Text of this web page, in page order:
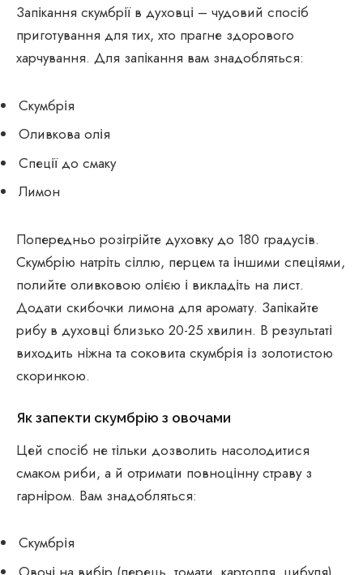
Запікання скумбрії в духовці – чудовий спосіб
приготування для тих, хто прагне здорового
харчування. Для запікання вам знадобляться:
Скумбрія
Оливкова олія
Спеції до смаку
Лимон
Попередньо розігрійте духовку до 180 градусів.
Скумбрію натріть сіллю, перцем та іншими спеціями,
полийте оливковою олією і викладіть на лист.
Додати скибочки лимона для аромату. Запікайте
рибу в духовці близько 20-25 хвилин. В результаті
виходить ніжна та соковита скумбрія із золотистою
скоринкою.
Як запекти скумбрію з овочами
Цей спосіб не тільки дозволить насолодитися
смаком риби, а й отримати повноцінну страву з
гарніром. Вам знадобляться:
Скумбрія